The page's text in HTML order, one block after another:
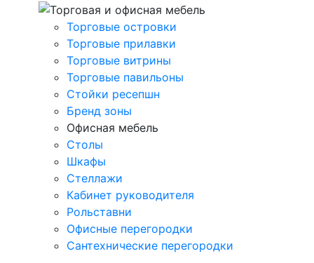
Торговые островки
Торговые прилавки
Торговые витрины
Торговые павильоны
Стойки ресепшн
Бренд зоны
Офисная мебель
Столы
Шкафы
Стеллажи
Кабинет руководителя
Рольставни
Офисные перегородки
Сантехнические перегородки